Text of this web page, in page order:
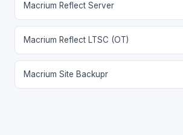
Macrium Reflect Server
Macrium Reflect LTSC (OT)
Macrium Site Backupr